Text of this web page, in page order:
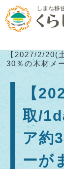
【2027/2/20(
30％の木材メ
【
取/
ア約
ーが